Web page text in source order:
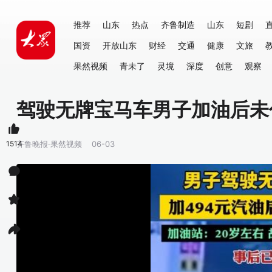
推荐 山东 热点 齐鲁制造 山东 短剧
国资
开放山东 财经 交通 健康 文旅
果然视频
青未了 灵境 深度 创意 观察
驾驶无牌宝马车男子加油后
齐鲁晚报·果然视频 06-03
1514